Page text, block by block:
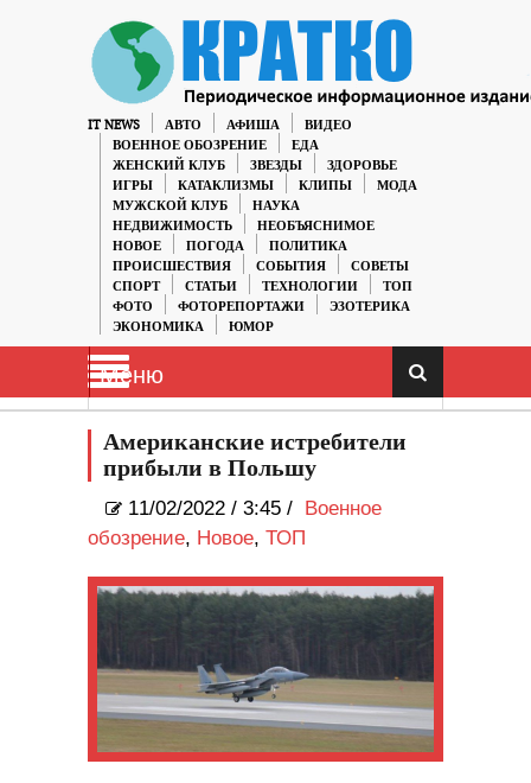
IT NEWS АВТО АФИША
ВИДЕО
ВОЕННОЕ ОБОЗРЕНИЕ
ЕДА
ЖЕНСКИЙ КЛУБ
ЗВЕЗДЫ
ЗДОРОВЬЕ
ИГРЫ
КАТАКЛИЗМЫ КЛИПЫ
МОДА
МУЖСКОЙ КЛУБ
НАУКА
НЕДВИЖИМОСТЬ
НЕОБЪЯСНИМОЕ
НОВОЕ
ПОГОДА
ПОЛИТИКА
ПРОИСШЕСТВИЯ
СОБЫТИЯ
СОВЕТЫ
СПОРТ
СТАТЬИ ТЕХНОЛОГИИ
ТОП
ФОТО
ФОТОРЕПОРТАЖИ
ЭЗОТЕРИКА
ЭКОНОМИКА
ЮМОР
Меню
Американские истребители
прибыли в Польшу
11/02/2022 / 3:45 / Военное
обозрение, Новое, ТОП